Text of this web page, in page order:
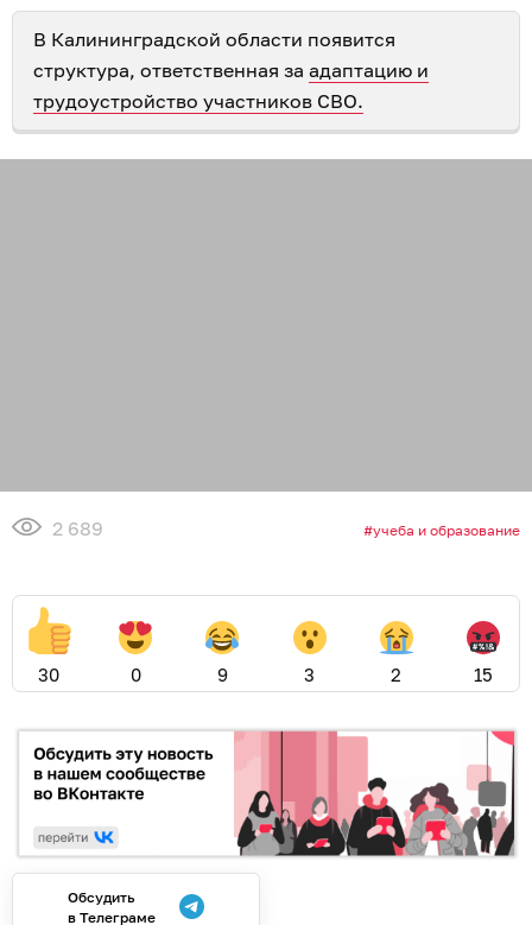
В Калининградской области появится
структура, ответственная за адаптацию и
трудоустройство участников СВО.
2 689 учеба и образование
30 0 9 3 2 15
Обсудить
в Телеграме